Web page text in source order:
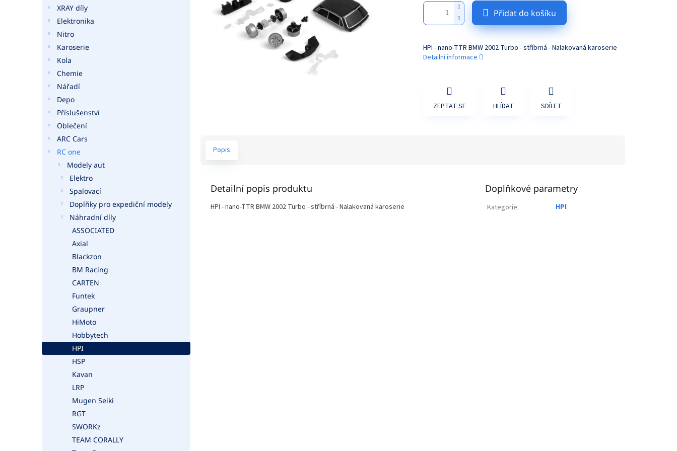
XRAY díly
Elektronika
Nitro
Karoserie
Kola
Chemie
Nářadí
Depo
Příslušenství
Oblečení
ARC Cars
RC one
Modely aut
Elektro
Spalovací
Doplňky pro expediční modely
Náhradní díly
ASSOCIATED
Axial
Blackzon
BM Racing
CARTEN
Funtek
Graupner
HiMoto
Hobbytech
HPI
HSP
Kavan
LRP
Mugen Seiki
RGT
SWORKz
TEAM CORALLY
Přidat do košíku
HPI - nano-TTR BMW 2002 Turbo - stříbrná - Nalakovaná karoserie
Detailní informace
ZEPTAT SE HLÍDAT SDÍLET
Popis
Detailní popis produktu
HPI - nano-TTR BMW 2002 Turbo - stříbrná - Nalakovaná karoserie
Doplňkové parametry
Kategorie: HPI